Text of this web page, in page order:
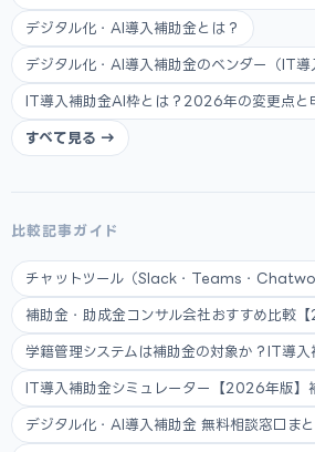
デジタル化・AI導入補助金とは？
デジタル化・AI導入補助金のベンダー（IT導
IT導入補助金AI枠とは？2026年の変更点と
すべて見る →
比較記事ガイド
チャットツール（Slack・Teams・
補助金・助成金コンサル会社おすすめ比較【
学籍管理システムは補助金の対象か？IT導入
IT導入補助金シミュレーター【2026年版】
デジタル化・AI導入補助金 無料相談窓口ま